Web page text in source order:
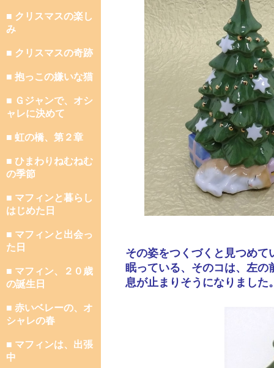
■ クリスマスの楽し
み
■ クリスマスの奇跡
■ 抱っこの嫌いな猫
■ Ｇジャンで、オシ
ャレに決めて
■ 虹の橋、第２章
■ ひまわりねむねむ
の季節
■ マフィンと暮らし
はじめた日
■ マフィンと出会っ
た日
■ マフィン、２０歳
の誕生日
■ 赤いベレーの、オ
シャレの春
■ マフィンは、出張
中
その姿をつくづくと見つめ
眠っている、そのコは、左
息が止まりそうになりました